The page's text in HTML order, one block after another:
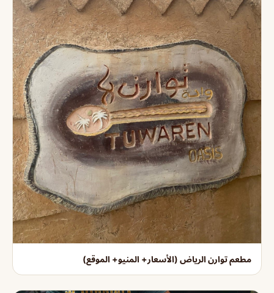
مطعم توارن الرياض (الأسعار+ المنيو+ الموقع)